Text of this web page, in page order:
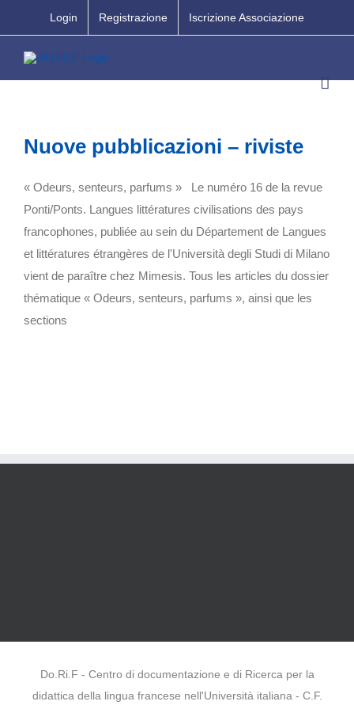
al
contenuto
Login Registrazione Iscrizione Associazione
Nuove pubblicazioni – riviste
« Odeurs, senteurs, parfums » Le numéro 16 de la revue
Ponti/Ponts. Langues littératures civilisations des pays
francophones, publiée au sein du Département de Langues
et littératures étrangères de l'Università degli Studi di Milano
vient de paraître chez Mimesis. Tous les articles du dossier
thématique « Odeurs, senteurs, parfums », ainsi que les
sections
Do.Ri.F - Centro di documentazione e di Ricerca per la
didattica della lingua francese nell'Università italiana - C.F.